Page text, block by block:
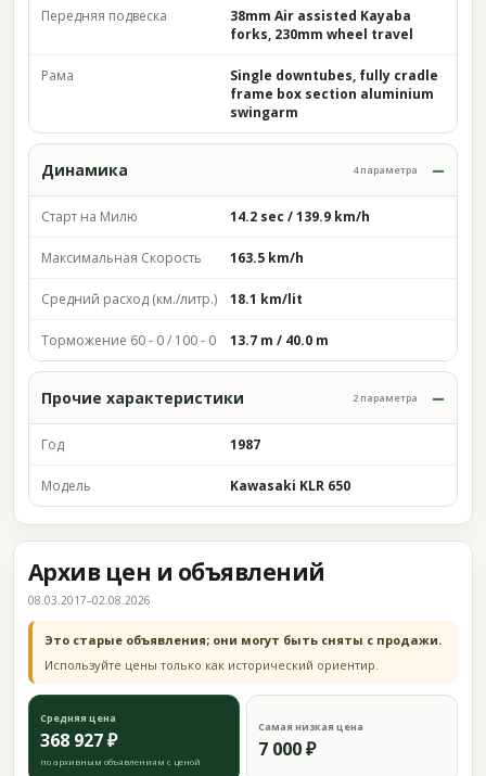
Передняя подвеска
38mm Air assisted Kayaba
forks, 230mm wheel travel
Рама
Single downtubes, fully cradle
frame box section aluminium
swingarm
Динамика 4 параметра
Старт на Милю 14.2 sec / 139.9 km/h
Максимальная Скорость 163.5 km/h
Средний расход (км./литр.) 18.1 km/lit
Торможение 60 - 0 / 100 - 0 13.7 m / 40.0 m
Прочие характеристики 2 параметра
Год 1987
Модель Kawasaki KLR 650
Архив цен и объявлений
08.03.2017–02.08.2026
Это старые объявления; они могут быть сняты с продажи.
Используйте цены только как исторический ориентир.
Средняя цена
368 927 ₽
по архивным объявлениям с ценой
Самая низкая цена
7 000 ₽